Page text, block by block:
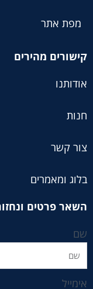
מפת אתר
קישורים מהירים
אודותנו
חנות
צור קשר
בלוג ומאמרים
השאר פרטים
שם
אימייל